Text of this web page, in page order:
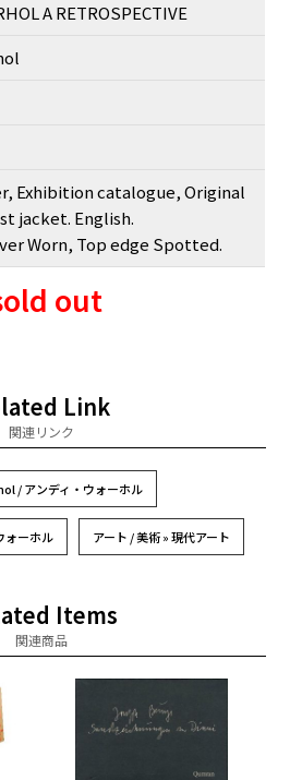
A RETROSPECTIVE
Exhibition catalogue, Original
jacket. English.
Worn, Top edge Spotted.
out
Link
関連リンク
/ アンディ・ウォーホル
ォーホル アート / 美術 » 現代アート
Items
関連商品